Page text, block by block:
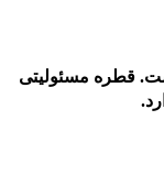
مسئولیتی